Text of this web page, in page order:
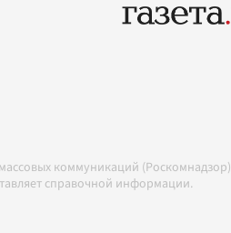
коммуникаций (Роскомнадзор)
справочной информации.